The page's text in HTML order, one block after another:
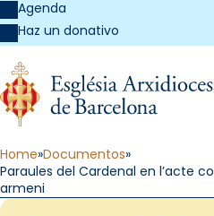
Agenda
Haz un donativo
Home Documentos
Paraules del Cardenal en l’acte
armeni